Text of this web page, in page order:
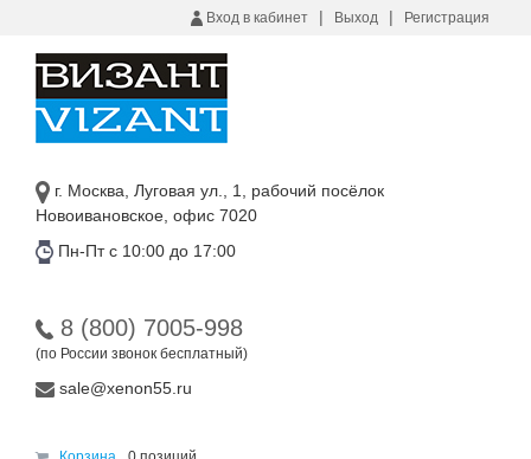
Вход в кабинет | Выход | Регистрация
г. Москва, Луговая ул., 1, рабочий посёлок
Новоивановское, офис 7020
Пн-Пт с 10:00 до 17:00
8 (800) 7005-998
(по России звонок бесплатный)
sale@xenon55.ru